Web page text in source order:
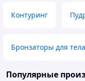
Контуринг
Бронзаторы для тела
Популярные